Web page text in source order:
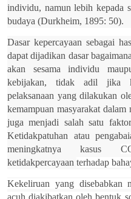
individu, namun lebih kepada
budaya (Durkheim, 1895: 50).
Dasar kepercayaan sebagai
dapat dijadikan dasar
akan sesama individu
kebijakan, tidak adil jika
pelaksanaan yang dilakukan
kemampuan masyarakat
juga menjadi salah satu
Ketidakpatuhan atau
meningkatnya kasus
ketidakpercayaan terhadap
Kekeliruan yang disebabkan